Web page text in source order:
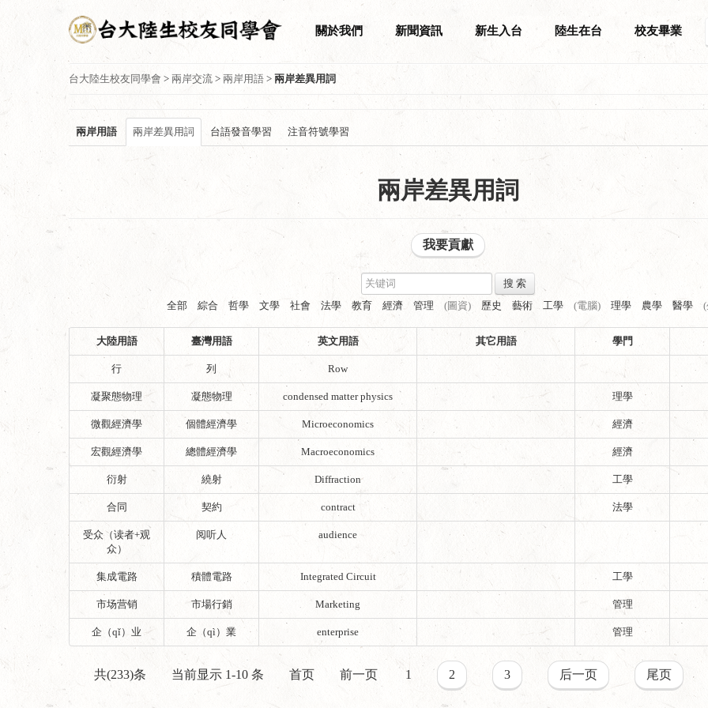
關於我們 新聞資訊 新生入台 陸生在台 校友畢業
台大陸生校友同學會 > 兩岸交流 > 兩岸用語 > 兩岸差異用詞
兩岸用語 兩岸差異用詞 台語發音學習 注音符號學習
兩岸差異用詞
我要貢獻
搜 索
全部
綜合 哲學 文學 社會 法學 教育 經濟 管理 (圖資) 歷史 藝術 工學 (電腦) 理學 農學 醫學
大陸用語 臺灣用語 英文用語 其它用語 學門
行 列 Row
凝聚態物理 凝態物理 condensed matter physics 理學
微觀經濟學 個體經濟學 Microeconomics 經濟
宏觀經濟學 總體經濟學 Macroeconomics 經濟
衍射 繞射 Diffraction 工學
合同 契約 contract 法學
受众（读者+观
众）
阅听人 audience
集成電路 積體電路 Integrated Circuit 工學
市场营销 市場行銷 Marketing 管理
企（qǐ）业 企（qì）業 enterprise 管理
共(233)条 当前显示 1-10 条 首页 前一页 1 2 3 后一页 尾页